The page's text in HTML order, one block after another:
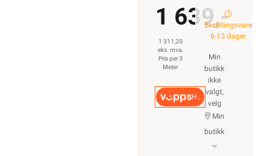
1 639,-
1 311,20
eks. mva.
Pris per 3
Meter
Hurtigkasse
Bestillingsvare
6-13 dager
Min
butikk
ikke
valgt,
velg
Min
butikk